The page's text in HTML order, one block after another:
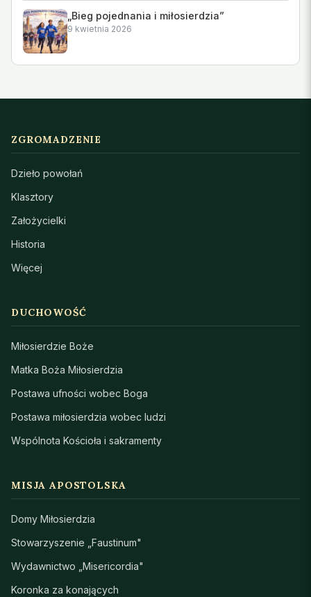
„Bieg pojednania i miłosierdzia”
9 kwietnia 2026
ZGROMADZENIE
Dzieło powołań
Klasztory
Założycielki
Historia
Więcej
DUCHOWOŚĆ
Miłosierdzie Boże
Matka Boża Miłosierdzia
Postawa ufności wobec Boga
Postawa miłosierdzia wobec ludzi
Wspólnota Kościoła i sakramenty
MISJA APOSTOLSKA
Domy Miłosierdzia
Stowarzyszenie „Faustinum"
Wydawnictwo „Misericordia"
Koronka za konających